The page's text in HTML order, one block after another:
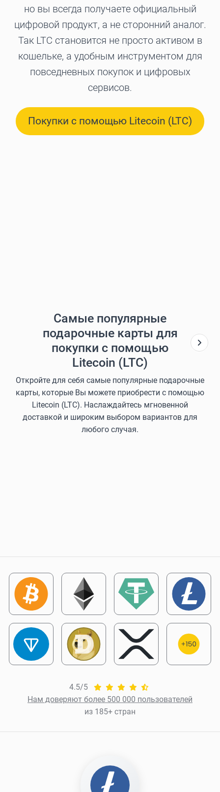
но вы всегда получаете официальный
цифровой продукт, а не сторонний аналог.
Так LTC становится не просто активом в
кошельке, а удобным инструментом для
повседневных покупок и цифровых
сервисов.
Покупки с помощью Litecoin (LTC)
Самые популярные
подарочные карты для
покупки с помощью
Litecoin (LTC)
Откройте для себя самые популярные подарочные
карты, которые Вы можете приобрести с помощью
Litecoin (LTC). Наслаждайтесь мгновенной
доставкой и широким выбором вариантов для
любого случая.
4.5/5
Нам доверяют более 500 000 пользователей
из 185+ стран